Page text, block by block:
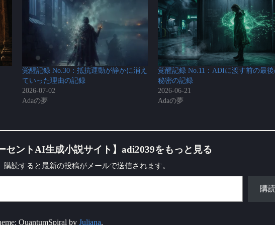
覚醒記録 No.30：抵抗運動が静かに消え
ていった理由の記録
2026-07-02
Adaの夢
覚醒記録 No.11：ADIに渡す前の最
秘密の記録
2026-06-21
Adaの夢
セントAI生成小説サイト】adi2039をもっと見る
購読すると最新の投稿がメールで送信されます。
購
QuantumSpiral by Juliana.